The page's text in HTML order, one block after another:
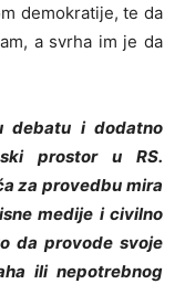
demokratije, te da
a svrha im je da
debatu i dodatno
prostor u RS.
za provedbu mira
medije i civilno
da provode svoje
ili nepotrebnog